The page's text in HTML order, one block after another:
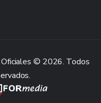
Oficiales © 2026. Todos